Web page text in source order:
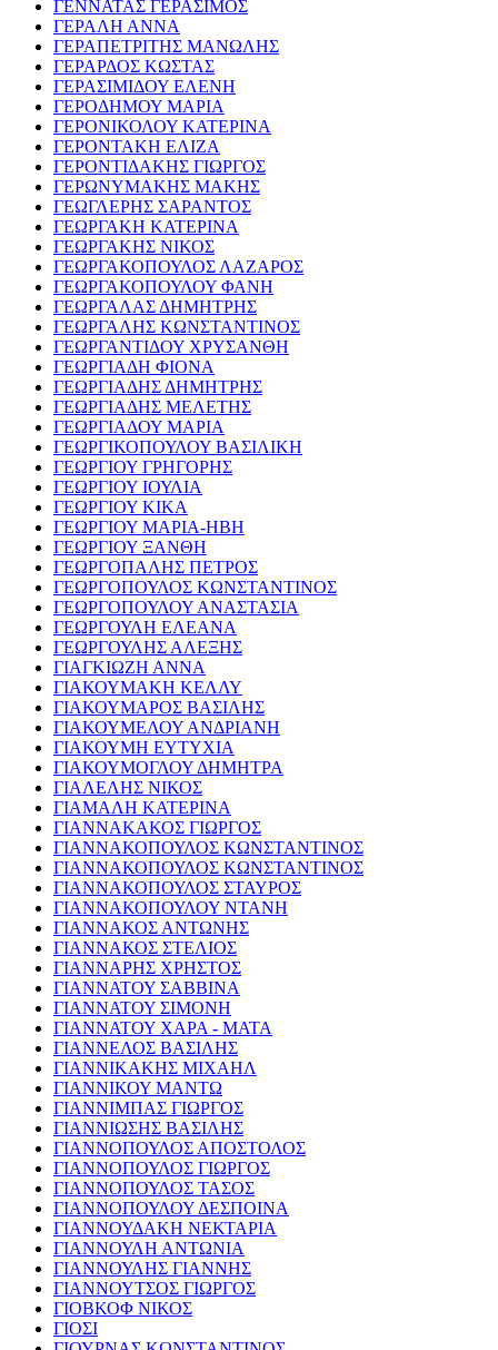
ΓΕΝΝΑΤΑΣ ΓΕΡΑΣΙΜΟΣ
ΓΕΡΑΛΗ ΑΝΝΑ
ΓΕΡΑΠΕΤΡΙΤΗΣ ΜΑΝΩΛΗΣ
ΓΕΡΑΡΔΟΣ ΚΩΣΤΑΣ
ΓΕΡΑΣΙΜΙΔΟΥ ΕΛΕΝΗ
ΓΕΡΟΔΗΜΟΥ ΜΑΡΙΑ
ΓΕΡΟΝΙΚΟΛΟΥ ΚΑΤΕΡΙΝΑ
ΓΕΡΟΝΤΑΚΗ ΕΛΙΖΑ
ΓΕΡΟΝΤΙΔΑΚΗΣ ΓΙΩΡΓΟΣ
ΓΕΡΩΝΥΜΑΚΗΣ ΜΑΚΗΣ
ΓΕΩΓΛΕΡΗΣ ΣΑΡΑΝΤΟΣ
ΓΕΩΡΓΑΚΗ ΚΑΤΕΡΙΝΑ
ΓΕΩΡΓΑΚΗΣ ΝΙΚΟΣ
ΓΕΩΡΓΑΚΟΠΟΥΛΟΣ ΛΑΖΑΡΟΣ
ΓΕΩΡΓΑΚΟΠΟΥΛΟΥ ΦΑΝΗ
ΓΕΩΡΓΑΛΑΣ ΔΗΜΗΤΡΗΣ
ΓΕΩΡΓΑΛΗΣ ΚΩΝΣΤΑΝΤΙΝΟΣ
ΓΕΩΡΓΑΝΤΙΔΟΥ ΧΡΥΣΑΝΘΗ
ΓΕΩΡΓΙΑΔΗ ΦΙΟΝΑ
ΓΕΩΡΓΙΑΔΗΣ ΔΗΜΗΤΡΗΣ
ΓΕΩΡΓΙΑΔΗΣ ΜΕΛΕΤΗΣ
ΓΕΩΡΓΙΑΔΟΥ ΜΑΡΙΑ
ΓΕΩΡΓΙΚΟΠΟΥΛΟΥ ΒΑΣΙΛΙΚΗ
ΓΕΩΡΓΙΟΥ ΓΡΗΓΟΡΗΣ
ΓΕΩΡΓΙΟΥ ΙΟΥΛΙΑ
ΓΕΩΡΓΙΟΥ ΚΙΚΑ
ΓΕΩΡΓΙΟΥ ΜΑΡΙΑ-ΗΒΗ
ΓΕΩΡΓΙΟΥ ΞΑΝΘΗ
ΓΕΩΡΓΟΠΑΛΗΣ ΠΕΤΡΟΣ
ΓΕΩΡΓΟΠΟΥΛΟΣ ΚΩΝΣΤΑΝΤΙΝΟΣ
ΓΕΩΡΓΟΠΟΥΛΟΥ ΑΝΑΣΤΑΣΙΑ
ΓΕΩΡΓΟΥΛΗ ΕΛΕΑΝΑ
ΓΕΩΡΓΟΥΛΗΣ ΑΛΕΞΗΣ
ΓΙΑΓΚΙΩΖΗ ΑΝΝΑ
ΓΙΑΚΟΥΜΑΚΗ ΚΕΛΛΥ
ΓΙΑΚΟΥΜΑΡΟΣ ΒΑΣΙΛΗΣ
ΓΙΑΚΟΥΜΕΛΟΥ ΑΝΔΡΙΑΝΗ
ΓΙΑΚΟΥΜΗ ΕΥΤΥΧΙΑ
ΓΙΑΚΟΥΜΟΓΛΟΥ ΔΗΜΗΤΡΑ
ΓΙΑΛΕΛΗΣ ΝΙΚΟΣ
ΓΙΑΜΑΛΗ ΚΑΤΕΡΙΝΑ
ΓΙΑΝΝΑΚΑΚΟΣ ΓΙΩΡΓΟΣ
ΓΙΑΝΝΑΚΟΠΟΥΛΟΣ ΚΩΝΣΤΑΝΤΙΝΟΣ
ΓΙΑΝΝΑΚΟΠΟΥΛΟΣ ΚΩΝΣΤΑΝΤΙΝΟΣ
ΓΙΑΝΝΑΚΟΠΟΥΛΟΣ ΣΤΑΥΡΟΣ
ΓΙΑΝΝΑΚΟΠΟΥΛΟΥ ΝΤΑΝΗ
ΓΙΑΝΝΑΚΟΣ ΑΝΤΩΝΗΣ
ΓΙΑΝΝΑΚΟΣ ΣΤΕΛΙΟΣ
ΓΙΑΝΝΑΡΗΣ ΧΡΗΣΤΟΣ
ΓΙΑΝΝΑΤΟΥ ΣΑΒΒΙΝΑ
ΓΙΑΝΝΑΤΟΥ ΣΙΜΟΝΗ
ΓΙΑΝΝΑΤΟΥ ΧΑΡΑ - ΜΑΤΑ
ΓΙΑΝΝΕΛΟΣ ΒΑΣΙΛΗΣ
ΓΙΑΝΝΙΚΑΚΗΣ ΜΙΧΑΗΛ
ΓΙΑΝΝΙΚΟΥ ΜΑΝΤΩ
ΓΙΑΝΝΙΜΠΑΣ ΓΙΩΡΓΟΣ
ΓΙΑΝΝΙΩΣΗΣ ΒΑΣΙΛΗΣ
ΓΙΑΝΝΟΠΟΥΛΟΣ ΑΠΟΣΤΟΛΟΣ
ΓΙΑΝΝΟΠΟΥΛΟΣ ΓΙΩΡΓΟΣ
ΓΙΑΝΝΟΠΟΥΛΟΣ ΤΑΣΟΣ
ΓΙΑΝΝΟΠΟΥΛΟΥ ΔΕΣΠΟΙΝΑ
ΓΙΑΝΝΟΥΔΑΚΗ ΝΕΚΤΑΡΙΑ
ΓΙΑΝΝΟΥΛΗ ΑΝΤΩΝΙΑ
ΓΙΑΝΝΟΥΛΗΣ ΓΙΑΝΝΗΣ
ΓΙΑΝΝΟΥΤΣΟΣ ΓΙΩΡΓΟΣ
ΓΙΟΒΚΟΦ ΝΙΚΟΣ
ΓΙΟΣΙ